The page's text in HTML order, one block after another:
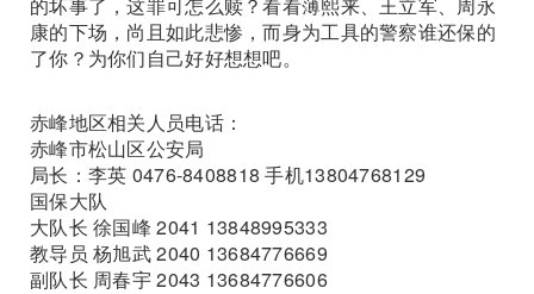
康的下场，尚且如此悲惨，而身为工具的警察谁还保的
了你？为你们自己好好想想吧。
赤峰地区相关人员电话：
赤峰市松山区公安局
局长：李英 0476-8408818 手机13804768129
国保大队
大队长 徐国峰 2041 13848995333
教导员 杨旭武 2040 13684776669
副队长 周春宇 2043 13684776606